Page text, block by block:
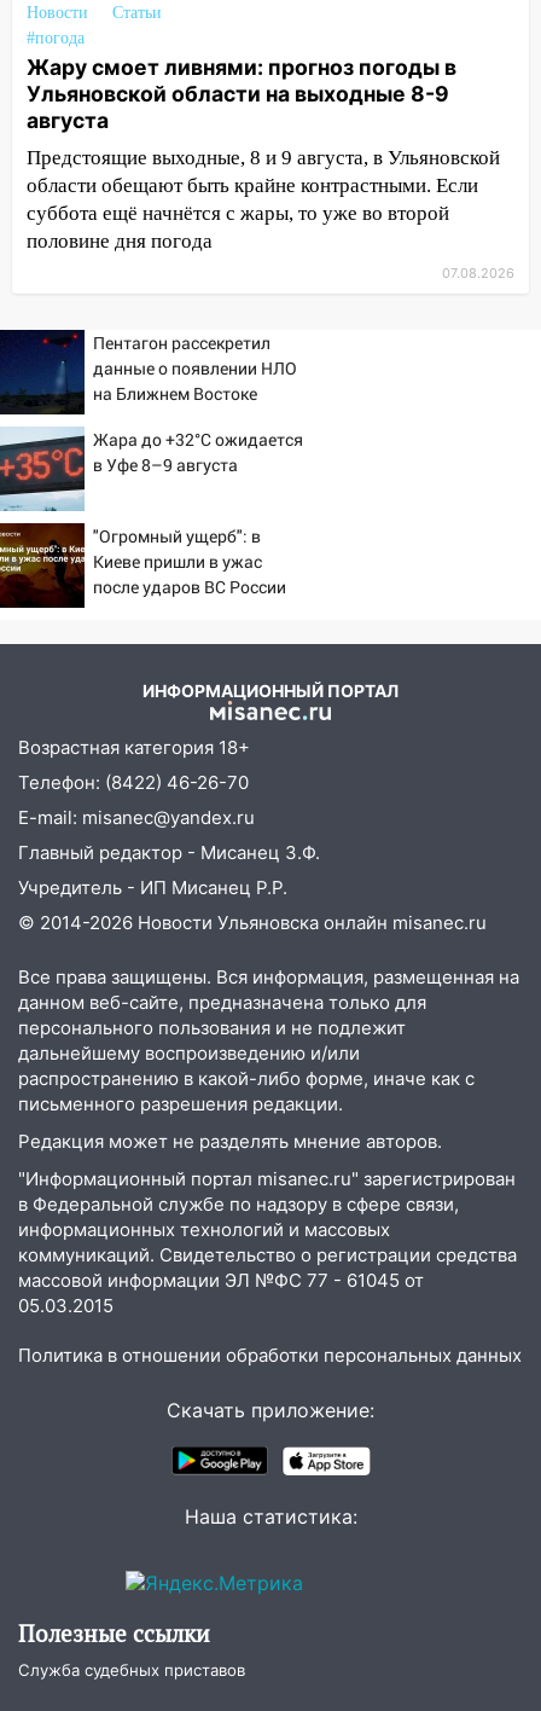
области привели в порядок детские
площадки
15:27 Прокуратура проверяет
капремонт школы в селе Кивать
15:08 В Кузоватово после прокурорской
проверки обновили разметку на
пешеходных переходах
14:40 На проспекте Гая в Ульяновске
запретили остановку автомобилей на
14:22
В Новом городе 8 августа пройдет
большой фестиваль «Наше время» с
мотофристайлом и концертом
«Мураками»
14:04
Жару смоет ливнями: прогноз
погоды в Ульяновской области на
выходные 8-9 августа
13:30
В Ульяновске транспортные
полицейские проведут акцию «Час
обокрали женщину на пляже и
подростка в сквере
13:01
В Димитровграде мужчина
выбросил из машины страйкбольную
гранату: его задержали
12:34
На Ульяновскую область
надвигается сильнейшая непогода: град
и шквал до 27 м/с
12:31 Ульяновец хотел купить иномарку
из Европы и потерял 760 тысяч рублей
12:20 В Чердаклинском районе
столкнулись «Лада» и Chevrolet:
пострадал 14-летний подросток
12:00
Где есть бензин в Ульяновске 7
11:50 Заснул рядом с ребёнком и
случайно задушил его: суд вынес
приговор
11:38 В Ленинском районе пожар
сарай
В Госдуме предложили отменить
В Ульяновске ИИ будет выявлять
Ульяновская шахматистка
Валерия Клейменова выиграла два
золота в составе сборной мира
11:16 В Ульяновске открыли памятную
Новости
Статьи
#погода
Жару смоет ливнями: прогноз погоды в
Ульяновской области на выходные 8-9
августа
Предстоящие выходные, 8 и 9 августа, в Ульяновской
области обещают быть крайне контрастными. Если
суббота ещё начнётся с жары, то уже во второй
половине дня погода
07.08.2026
Пентагон рассекретил
данные о появлении НЛО
на Ближнем Востоке
Жара до +32°C ожидается
в Уфе 8–9 августа
"Огромный ущерб": в
Киеве пришли в ужас
после ударов ВС России
ИНФОРМАЦИОННЫЙ ПОРТАЛ
Возрастная категория 18+
Телефон: (8422) 46-26-70
E-mail: misanec@yandex.ru
Главный редактор - Мисанец З.Ф.
Учредитель - ИП Мисанец Р.Р.
© 2014-2026 Новости Ульяновска онлайн misanec.ru
Все права защищены. Вся информация, размещенная на
данном веб-сайте, предназначена только для
персонального пользования и не подлежит
дальнейшему воспроизведению и/или
распространению в какой-либо форме, иначе как с
письменного разрешения редакции.
Редакция может не разделять мнение авторов.
"Информационный портал misanec.ru" зарегистрирован
в Федеральной службе по надзору в сфере связи,
информационных технологий и массовых
коммуникаций. Свидетельство о регистрации средства
массовой информации ЭЛ №ФС 77 - 61045 от
05.03.2015
Политика в отношении обработки персональных данных
Скачать приложение:
Наша статистика:
Полезные ссылки
Служба судебных приставов